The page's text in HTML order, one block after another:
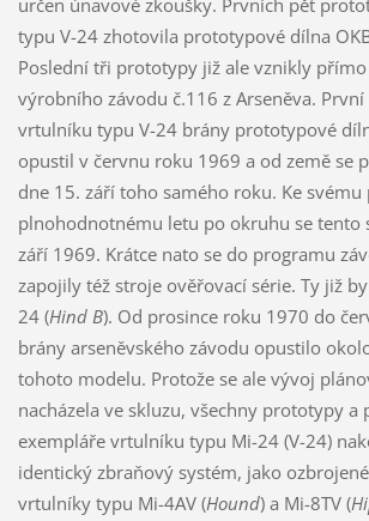
určen únavové zkoušky. Prvních pět
typu V-24 zhotovila prototypové dílna
Poslední tři prototypy již ale vznikly
výrobního závodu č.116 z Arseněva.
vrtulníku typu V-24 brány prototypové
opustil v červnu roku 1969 a od země se
dne 15. září toho samého roku. Ke
plnohodnotnému letu po okruhu se tento
září 1969. Krátce nato se do programu
zapojily též stroje ověřovací série. Ty již
24 (Hind B). Od prosince roku 1970 do
brány arseněvského závodu opustilo
tohoto modelu. Protože se ale vývoj
nacházela ve skluzu, všechny prototypy a
exempláře vrtulníku typu Mi-24 (V-24)
identický zbraňový systém, jako
vrtulníky typu Mi-4AV (Hound) a Mi-8TV (